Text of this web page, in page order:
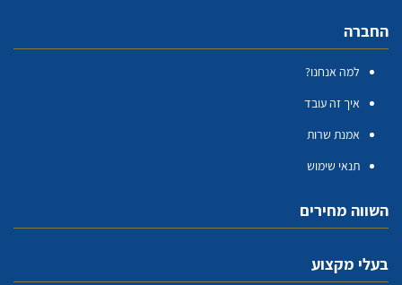
החברה
למה אנחנו?
איך זה עובד
אמנת שרות
תנאי שימוש
השווה מחירים
בעלי מקצוע